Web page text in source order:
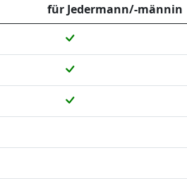
für Jedermann/-männin